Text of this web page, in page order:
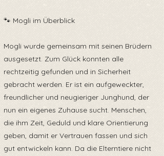
🐾 Mogli im Überblick
Mogli wurde gemeinsam mit seinen Brüdern
ausgesetzt. Zum Glück konnten alle
rechtzeitig gefunden und in Sicherheit
gebracht werden. Er ist ein aufgeweckter,
freundlicher und neugieriger Junghund, der
nun ein eigenes Zuhause sucht. Menschen,
die ihm Zeit, Geduld und klare Orientierung
geben, damit er Vertrauen fassen und sich
gut entwickeln kann. Da die Elterntiere nicht